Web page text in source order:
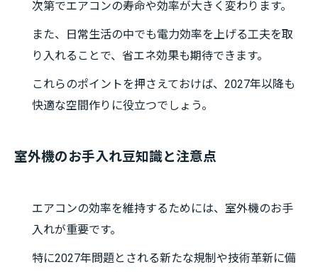
次第でエアコンの寿命や効率が大きく変わります。
また、日常生活の中でも電力効率を上げる工夫を取
り入れることで、省エネ効果も期待できます。
これらのポイントを押さえておけば、2027年以降も
快適な空間作りに役立つでしょう。
室外機のお手入れ豆知識と注意点
エアコンの効率を維持するためには、室外機のお手
入れが重要です。
特に2027年問題とされる新たな規制や技術革新に備